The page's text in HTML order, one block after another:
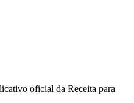
oficial da Receita para